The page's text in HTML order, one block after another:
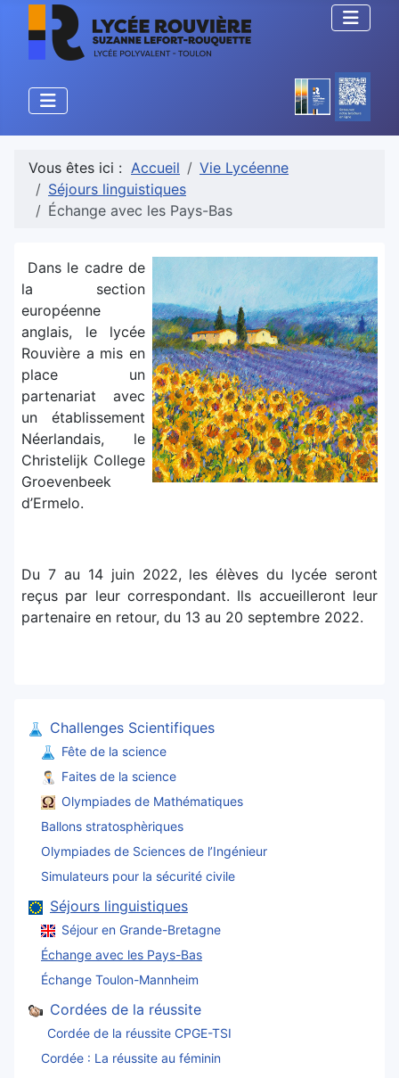
Vous êtes ici : Accueil
Vie Lycéenne
Séjours linguistiques
Échange avec les Pays-Bas
Dans le cadre de
la section
européenne
anglais, le lycée
Rouvière a mis en
place un
partenariat avec
un établissement
Néerlandais, le
Christelijk College
Groevenbeek
d’Ermelo.
Du 7 au 14 juin 2022, les élèves du lycée seront
reçus par leur correspondant. Ils accueilleront leur
partenaire en retour, du 13 au 20 septembre 2022.
Challenges Scientifiques
Fête de la science
Faites de la science
Olympiades de Mathématiques
Ballons stratosphèriques
Olympiades de Sciences de l’Ingénieur
Simulateurs pour la sécurité civile
Séjours linguistiques
Séjour en Grande-Bretagne
Échange avec les Pays-Bas
Échange Toulon-Mannheim
Cordées de la réussite
Cordée de la réussite CPGE-TSI
Cordée : La réussite au féminin